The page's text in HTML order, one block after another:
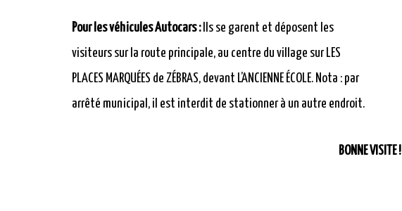
Pour les véhicules Autocars :Ils se garent et déposent les
visiteurs sur la route principale, au centre du village sur LES
PLACES MARQUÉES de ZÉBRAS, devant L’ANCIENNE ÉCOLE. Nota : par
arrêté municipal, il est interdit de stationner à un autre endroit.
BONNE VISITE !